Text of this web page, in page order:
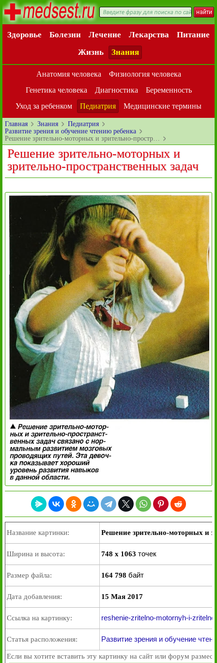
Здоровье Болезни Лечение Лекарства
Питание
Жизнь
Знания
Анатомия человека
Физиология человека
Генетика человека
Диагностика
Беременность
Уход за ребенком
Педиатрия Медицинские термины
Главная Знания
Педиатрия
Развитие зрения и обучение чтению ребенка
Решение зрительно-моторных и зрительно-простр…
Решение зрительно-моторных и
зрительно-пространственных задач
Название картинки: Решение зрительно-моторных и
Ширина и высота: 748 x 1063 точек
Размер файла: 164 798 байт
Дата добавления: 15 Мая 2017
Ссылка на картинку: reshenie-zritelno-motornyh-i-
Статья расположения: Развитие зрения и обучение
Если вы хотите вставить эту картинку на сайт или форум